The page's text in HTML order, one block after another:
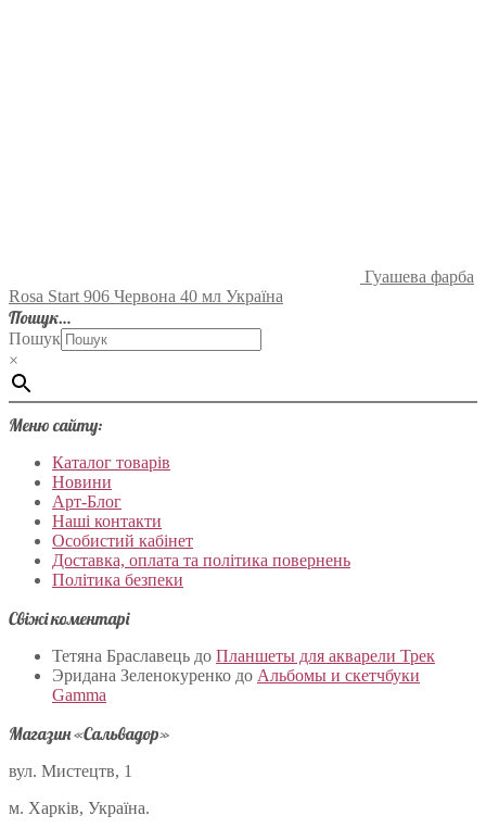
Гуашева фарба
Rosa Start 906 Червона 40 мл Україна
Пошук…
Пошук
×
Меню сайту:
Каталог товарів
Новини
Арт-Блог
Наші контакти
Особистий кабінет
Доставка, оплата та політика повернень
Політика безпеки
Свіжі коментарі
Тетяна Браславець до Планшеты для акварели Трек
Эридана Зеленокуренко до Альбомы и скетчбуки
Gamma
Магазин «Сальвадор»
вул. Мистецтв, 1
м. Харків, Україна.